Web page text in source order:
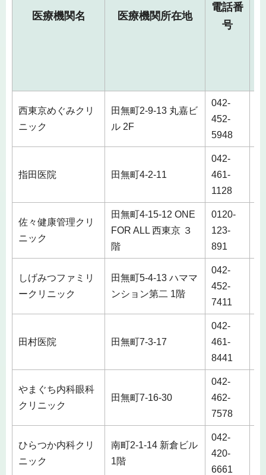
医療機関名 医療機関所在地
電話番
号
西東京めぐみクリ
ニック
田無町2-9-13 丸嘉ビ
ル 2F
042-
452-
5948
指田医院 田無町4-2-11
042-
461-
1128
佐々健康管理クリ
ニック
田無町4-15-12 ONE
FOR ALL 西東京 ３
階
0120-
123-
891
しげみつファミリ
ークリニック
田無町5-4-13 ハママ
ンション第二 1階
042-
452-
7411
田村医院 田無町7-3-17
042-
461-
8441
やまぐち内科眼科
クリニック
田無町7-16-30
042-
462-
7578
ひらつか内科クリ
ニック
南町2-1-14 新倉ビル
1階
042-
420-
6661